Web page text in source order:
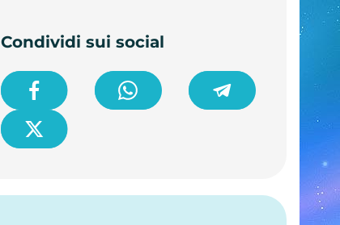
Condividi sui social